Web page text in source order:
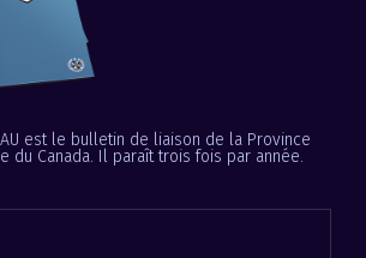
est le bulletin de liaison de la Province
du Canada. Il paraît trois fois par année.